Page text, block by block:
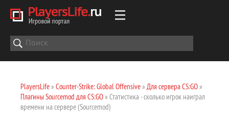
PlayersLife» Counter-Strike: Global Offensive» Для сервера CS:GO»
Плагины Sourcemod для CS:GO» Статистика - сколько игрок наиграл
времени на сервере (Sourcemod)